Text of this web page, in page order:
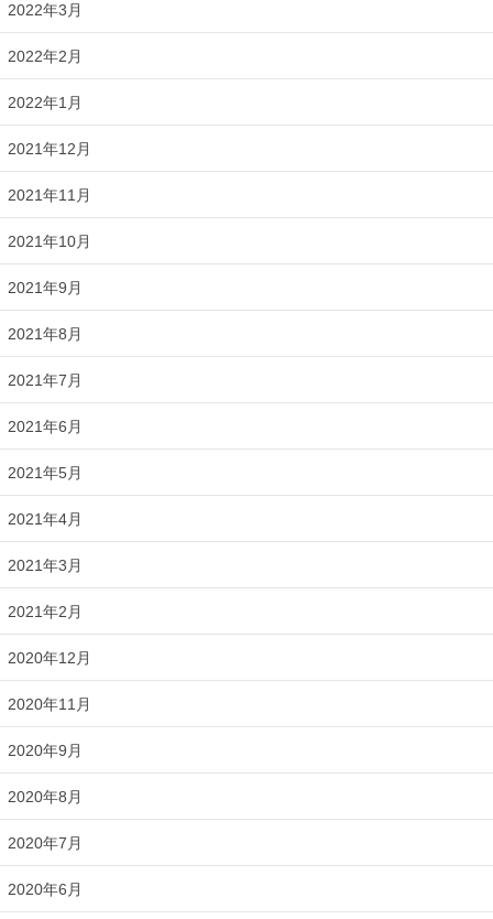
2022年3月
2022年2月
2022年1月
2021年12月
2021年11月
2021年10月
2021年9月
2021年8月
2021年7月
2021年6月
2021年5月
2021年4月
2021年3月
2021年2月
2020年12月
2020年11月
2020年9月
2020年8月
2020年7月
2020年6月